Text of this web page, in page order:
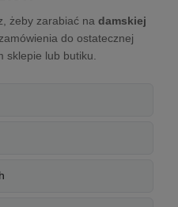
żeby zarabiać na damskiej
do ostatecznej
sklepie lub butiku.